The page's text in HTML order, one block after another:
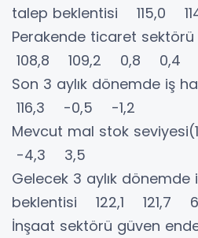
talep beklentisi 115,0
Perakende ticaret
108,8 109,2 0,8 0,4
Son 3 aylık dönemde iş
116,3 -0,5 -1,2
Mevcut mal stok
-4,3 3,5
Gelecek 3 aylık dönemde
beklentisi 122,1 121,7
İnşaat sektörü güven